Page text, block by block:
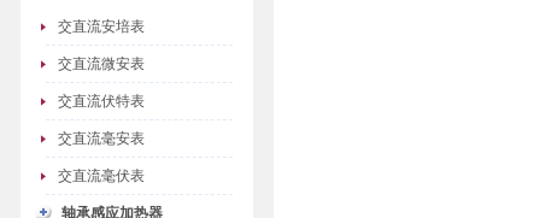
交直流安培表
交直流微安表
交直流伏特表
交直流毫安表
交直流毫伏表
轴承感应加热器